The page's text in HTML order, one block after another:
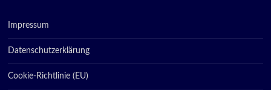
Impressum
Datenschutzerklärung
Cookie-Richtlinie (EU)